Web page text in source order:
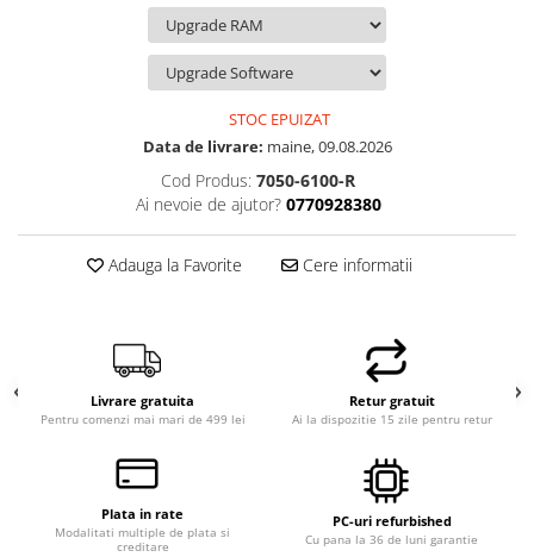
Componente Renew/Refurbished
Placi de baza REFURBISHED
PC All-in-One
All-in-One REFURBISHED
Calculatoare All-in-One RENEW
Componente All-in-One
Monitoare NOI
Monitoare Refurbished
Monitoare Renew
STOC EPUIZAT
Data de livrare: maine, 09.08.2026
Cod Produs: 7050-6100-R
Ai nevoie de ajutor? 0770928380
Adauga la Favorite Cere informatii
Livrare gratuita
Pentru comenzi mai mari de 499 lei
Retur gratuit
Ai la dispozitie 15 zile pentru retur
Plata in rate
Modalitati multiple de plata si
creditare
PC-uri refurbished
Cu pana la 36 de luni garantie